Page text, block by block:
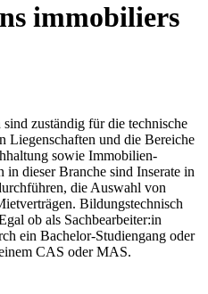
immobiliers
zuständig für die technische
Liegenschaften und die Bereiche
sowie Immobilien-
dieser Branche sind Inserate in
die Auswahl von
Bildungstechnisch
ob als Sachbearbeiter:in
ein Bachelor-Studiengang oder
CAS oder MAS.